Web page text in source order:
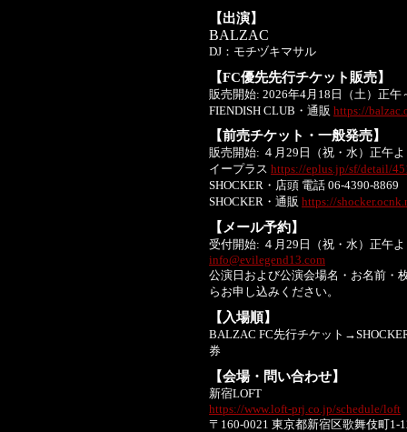
【出演】
BALZAC
DJ：モチヅキマサル
【FC優先先行チケット販売】
販売開始: 2026年4月18日（土）正午
FIENDISH CLUB・通販 https://
【前売チケット・一般発売】
販売開始: ４月29日（祝・水）正午
イープラス https://eplus.jp/sf/detail/
SHOCKER・店頭 電話 06-4390-8869
SHOCKER・通販 https://
【メール予約】
受付開始: ４月29日（祝・水）正午
info@evilegend13.com
公演日および公演会場名・お名前・
らお申し込みください。
【入場順】
BALZAC FC先行チケット
券
【会場・問い合わせ】
新宿LOFT
https://www.loft-prj.co.jp/schedule/loft
〒160-0021 東京都新宿区歌舞伎町1-